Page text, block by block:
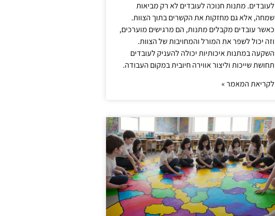
לעובדים. מתנות חנוכה לעובדים לא רק מביאות
שמחה, אלא גם מחזקות את הקשרים בתוך הצוות.
כאשר עובדים מקבלים מתנות, הם מרגישים מוערכים,
וזה יכול לשפר את המורל והמחויבות של הצוות.
השקעה במתנות איכותיות יכולה להעניק לעובדים
תחושת שייכות וליצור אווירה חיובית במקום העבודה.
לקריאת המאמר »